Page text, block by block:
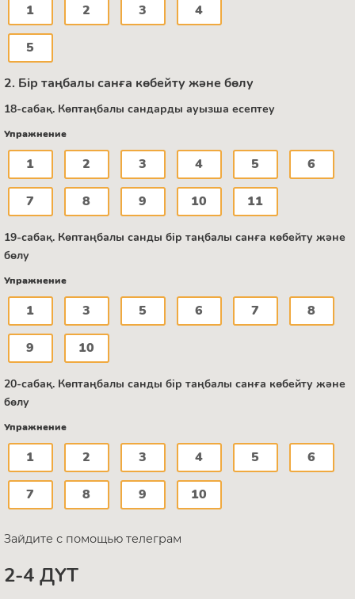
1 2 3 4
5
2. Бір таңбалы санға көбейту және бөлу
18-сабақ. Көптаңбалы сандарды ауызша есептеу
Упражнение
1 2 3 4 5 6
7 8 9 10 11
19-сабақ. Көптаңбалы санды бір таңбалы санға көбейту және
бөлу
Упражнение
1 3 5 6 7 8
9 10
20-сабақ. Көптаңбалы санды бір таңбалы санға көбейту және
бөлу
Упражнение
1 2 3 4 5 6
7 8 9 10
Зайдите с помощью телеграм
2-4 ДҮТ